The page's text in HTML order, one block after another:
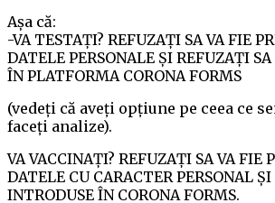
Așa că:
-VA TESTAȚI? REFUZAȚI SA VA FIE
DATELE PERSONALE ȘI REFUZAȚI
ÎN PLATFORMA CORONA FORMS
(vedeți că aveți opțiune pe ceea ce
faceți analize).
VA VACCINAȚI? REFUZAȚI SA VA FIE
DATELE CU CARACTER PERSONAL ȘI
INTRODUSE ÎN CORONA FORMS.